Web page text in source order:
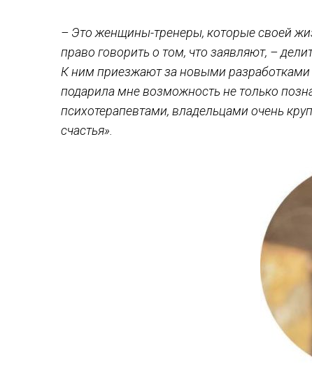
– Это женщины-тренеры, которые своей
право говорить о том, что заявляют, –
К ним приезжают за новыми разработками
подарила мне возможность не только
психотерапевтами, владельцами очень
счастья».